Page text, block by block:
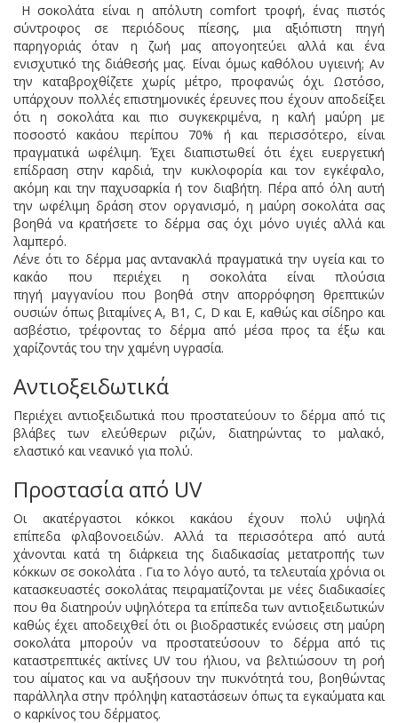
Η σοκολάτα είναι η απόλυτη comfort τροφή, ένας πιστός
σύντροφος σε περιόδους πίεσης, μια αξιόπιστη πηγή
παρηγοριάς όταν η ζωή μας απογοητεύει αλλά και ένα
ενισχυτικό της διάθεσής μας. Είναι όμως καθόλου υγιεινή; Αν
την καταβροχθίζετε χωρίς μέτρο, προφανώς όχι. Ωστόσο,
υπάρχουν πολλές επιστημονικές έρευνες που έχουν αποδείξει
ότι η σοκολάτα και πιο συγκεκριμένα, η καλή μαύρη με
ποσοστό κακάου περίπου 70% ή και περισσότερο, είναι
πραγματικά ωφέλιμη. Έχει διαπιστωθεί ότι έχει ευεργετική
επίδραση στην καρδιά, την κυκλοφορία και τον εγκέφαλο,
ακόμη και την παχυσαρκία ή τον διαβήτη. Πέρα από όλη αυτή
την ωφέλιμη δράση στον οργανισμό, η μαύρη σοκολάτα σας
βοηθά να κρατήσετε το δέρμα σας όχι μόνο υγιές αλλά και
λαμπερό.
Λένε ότι το δέρμα μας αντανακλά πραγματικά την υγεία και το
κακάο που περιέχει η σοκολάτα είναι πλούσια
πηγή μαγγανίου που βοηθά στην απορρόφηση θρεπτικών
ουσιών όπως βιταμίνες A, B1, C, D και E, καθώς και σίδηρο και
ασβέστιο, τρέφοντας το δέρμα από μέσα προς τα έξω και
χαρίζοντάς του την χαμένη υγρασία.
Αντιοξειδωτικά
Περιέχειαντιοξειδωτικά που προστατεύουν το δέρμα από τις
βλάβες των ελεύθερων ριζών, διατηρώντας το μαλακό,
ελαστικό και νεανικό για πολύ.
Προστασία από UV
Οι ακατέργαστοι κόκκοι κακάου έχουν πολύ υψηλά
επίπεδαφλαβονοειδών. Αλλά τα περισσότερα από αυτά
χάνονται κατά τη διάρκεια της διαδικασίας μετατροπής των
κόκκων σε σοκολάτα . Για το λόγο αυτό, τα τελευταία χρόνια οι
κατασκευαστές σοκολάτας πειραματίζονται με νέες διαδικασίες
που θα διατηρούν υψηλότερα τα επίπεδα των αντιοξειδωτικών
καθώς έχει αποδειχθεί ότι οι βιοδραστικές ενώσεις στη μαύρη
σοκολάτα μπορούν να προστατεύσουν το δέρμα από τις
καταστρεπτικές ακτίνες UV του ήλιου, να βελτιώσουν τη ροή
του αίματος και να αυξήσουν την πυκνότητά του, βοηθώντας
παράλληλα στην πρόληψη καταστάσεων όπως τα εγκαύματα και
ο καρκίνος του δέρματος.